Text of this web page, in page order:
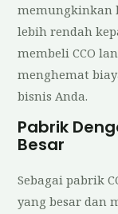
memungkinkan
lebih rendah
membeli CCO
menghemat
bisnis Anda.
Pabrik
Besar
Sebagai pabrik
yang besar dan